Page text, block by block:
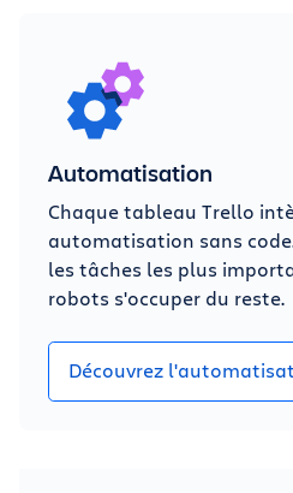
Automatisation
Chaque tableau Trello
automatisation sans
les tâches les plus
robots s'occuper du reste.
Découvrez